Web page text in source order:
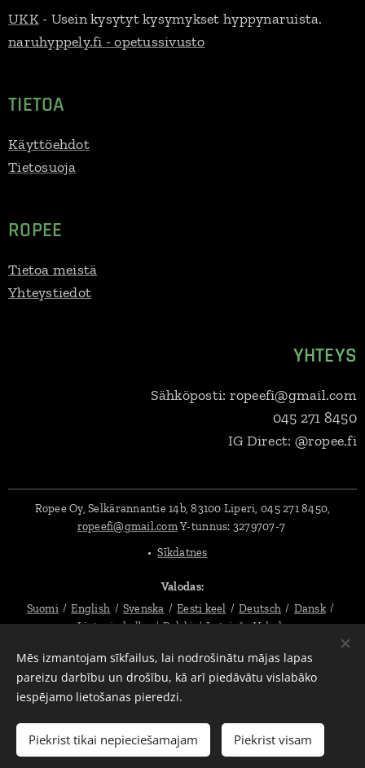
Pievienot grozam
UKK- Usein kysytyt kysymykset hyppynaruista.
naruhyppely.fi - opetussivusto
TIETOA
Käyttöehdot
Tietosuoja
ROPEE
Tietoa meistä
Yhteystiedot
YHTEYS
Sähköposti: ropeefi@gmail.com
045 271 8450
IG Direct: @ropee.fi
Ropee Oy, Selkärannantie 14b, 83100 Liperi, 045 271 8450,
ropeefi@gmail.comY-tunnus: 3279707-7
Sīkdatnes
Valodas
Suomi
English Svenska Eesti keel Deutsch
Dansk
Lietuvių kalba
Polski Latviešu Valoda
Valūta
EUR €
SEK kr PLN zł DKK kr USD $ CZK Kč
Mēs izmantojam sīkfailus, lai nodrošinātu mājas lapas
pareizu darbību un drošību, kā arī piedāvātu vislabāko
iespējamo lietošanas pieredzi.
Piekrist tikai nepieciešamajam Piekrist visam